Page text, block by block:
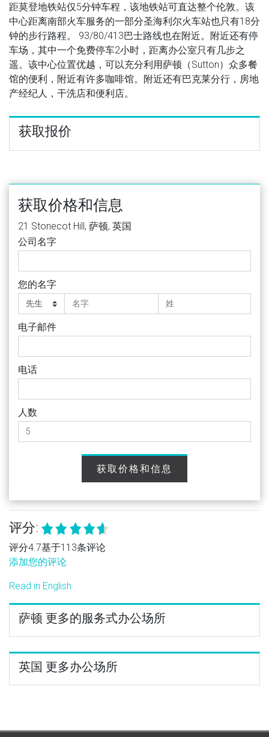
距莫登地铁站仅5分钟车程，该地铁站可直达整个伦敦。该
中心距离南部火车服务的一部分圣海利尔火车站也只有18分
钟的步行路程。 93/80/413巴士路线也在附近。附近还有停
车场，其中一个免费停车2小时，距离办公室只有几步之
遥。该中心位置优越，可以充分利用萨顿（Sutton）众多餐
馆的便利，附近有许多咖啡馆。附近还有巴克莱分行，房地
产经纪人，干洗店和便利店。
获取报价
获取价格和信息
21 Stonecot Hill, 萨顿, 英国
公司名字
您的名字
电子邮件
电话
人数
获取价格和信息
评分:
评分4.7基于113条评论
添加您的评论
Read in English
萨顿 更多的服务式办公场所
英国 更多办公场所